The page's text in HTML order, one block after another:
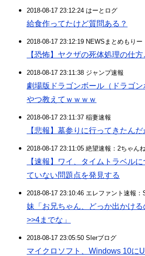
2018-08-17 23:12:24 はーとログ
給食作ってたけど質問ある？
2018-08-17 23:12:19 NEWSまとめもり
【恐怖】ヤクザの死体処理の仕
2018-08-17 23:11:38 ジャンプ速報
劇場版ドラゴンボール（ドラゴ
やつ教えてｗｗｗｗ
2018-08-17 23:11:37 稲妻速報
【悲報】墓参りに行ってきたん
2018-08-17 23:11:05 絶望速報：2ちゃん
【速報】ワイ、タイムトラベル
ていない問題点を発見する
2018-08-17 23:10:46 エレファント速報
妹「お兄ちゃん、どっか出かける
>>4までな」
2018-08-17 23:05:50 SIerブログ
マイクロソフト、Windows 10に